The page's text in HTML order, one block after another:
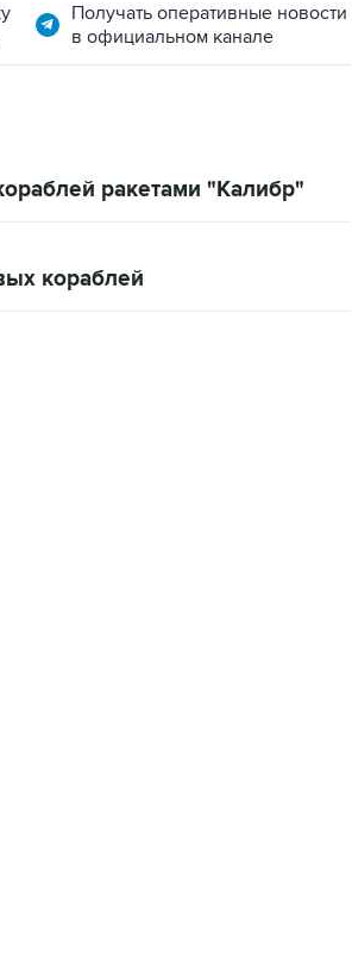
Получать оперативные новости
в официальном канале
ракетами "Калибр"
кораблей